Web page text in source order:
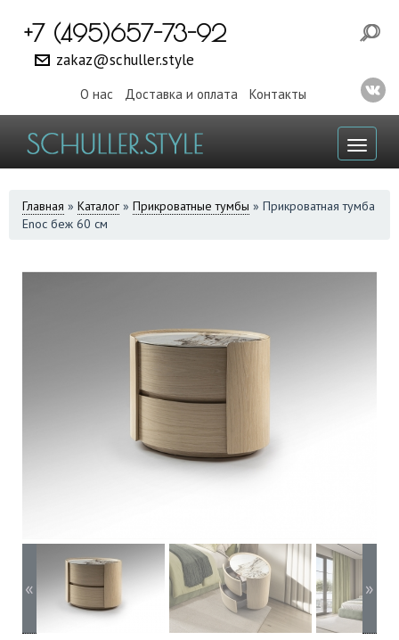
+7 (495)657-73-92
zakaz@schuller.style
О нас Доставка и оплата Контакты
ВЫ
ЗДЕСЬ
Главная » Каталог » Прикроватные тумбы » Прикроватная тумба
Enoc беж 60 см
« »